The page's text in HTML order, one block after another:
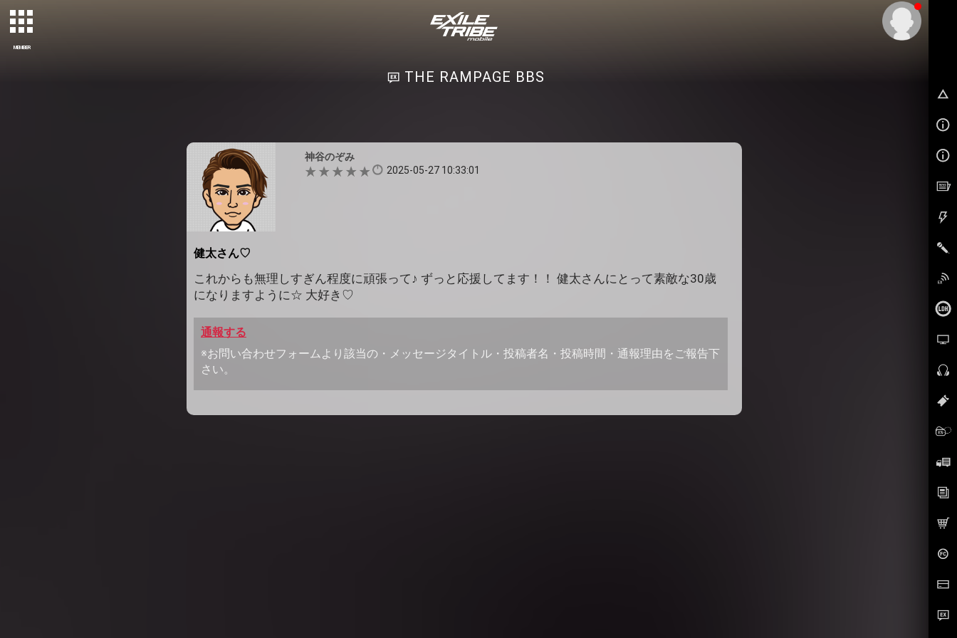
MEMBER
THE RAMPAGE BBS
神谷のぞみ
2025-05-27 10:33:01
健太さん♡
これからも無理しすぎん程度に頑張って♪ ずっと応援してます！！ 健太さんにとって素敵な30歳
になりますように☆ 大好き♡
通報する
※お問い合わせフォームより該当の・メッセージタイトル・投稿者名・投稿時間・通報理由をご報告下
さい。